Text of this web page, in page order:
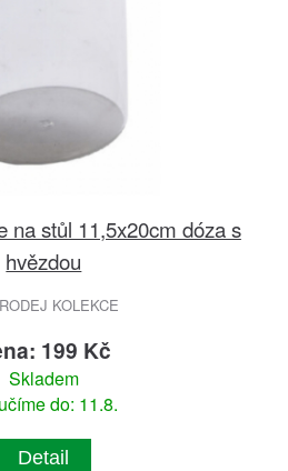
na stůl 11,5x20cm dóza s
hvězdou
KOLEKCE
199 Kč
Skladem
do: 11.8.
Detail